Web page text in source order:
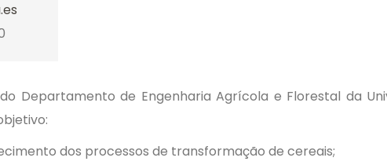
Departamento de Engenharia Agrícola e Florestal da
dos processos de transformação de cereais;